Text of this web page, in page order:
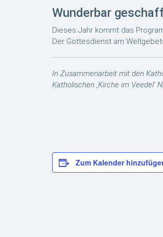
Wunderbar
Dieses Jahr kommt das
Der Gottesdienst am
In Zusammenarbeit mit den
Katholischen ‚Kirche im Veedel‘
Zum Kalender